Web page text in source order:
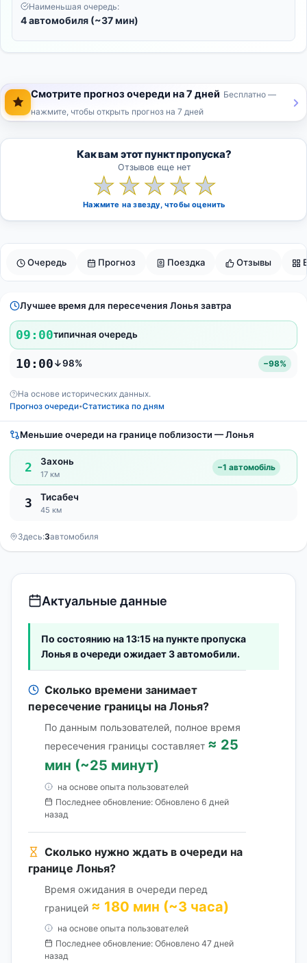
Очередь Прогноз Поездка Отзывы
Наименьшая очередь:
4 автомобиля (~37 мин)
Смотрите прогноз очереди на 7 дней Бесплатно —
нажмите, чтобы открыть прогноз на 7 дней
Как вам этот пункт пропуска?
Отзывов еще нет
★★★★★
Нажмите на звезду, чтобы оценить
Лучшее время для пересечения Лонья завтра
09:00типичная очередь
10:00↓98% −98%
На основе исторических данных.
Прогноз очереди•Статистика по дням
Меньшие очереди на границе поблизости — Лонья
2 Захонь
17 км
−1 автомобіль
3 Тисабеч
45 км
Здесь:3автомобиля
Актуальные данные
По состоянию на 13:15 на пункте пропуска
Лонья в очереди ожидает 3 автомобили.
Сколько времени занимает
пересечение границы на Лонья?
По данным пользователей, полное время
пересечения границы составляет ≈ 25
мин (~25 минут)
на основе опыта пользователей
Последнее обновление: Обновлено 6 дней
назад
Сколько нужно ждать в очереди на
границе Лонья?
Время ожидания в очереди перед
границей ≈ 180 мин (~3 часа)
на основе опыта пользователей
Последнее обновление: Обновлено 47 дней
назад